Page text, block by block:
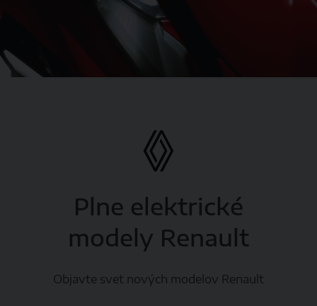
Plne elektrické
modely Renault
Objavte svet nových modelov Renault